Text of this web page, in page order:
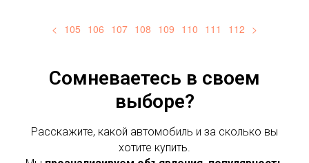
< 105 106 107 108 109 110 111 112 >
Сомневаетесь в своем
выборе?
Расскажите, какой автомобиль и за сколько вы
хотите купить.